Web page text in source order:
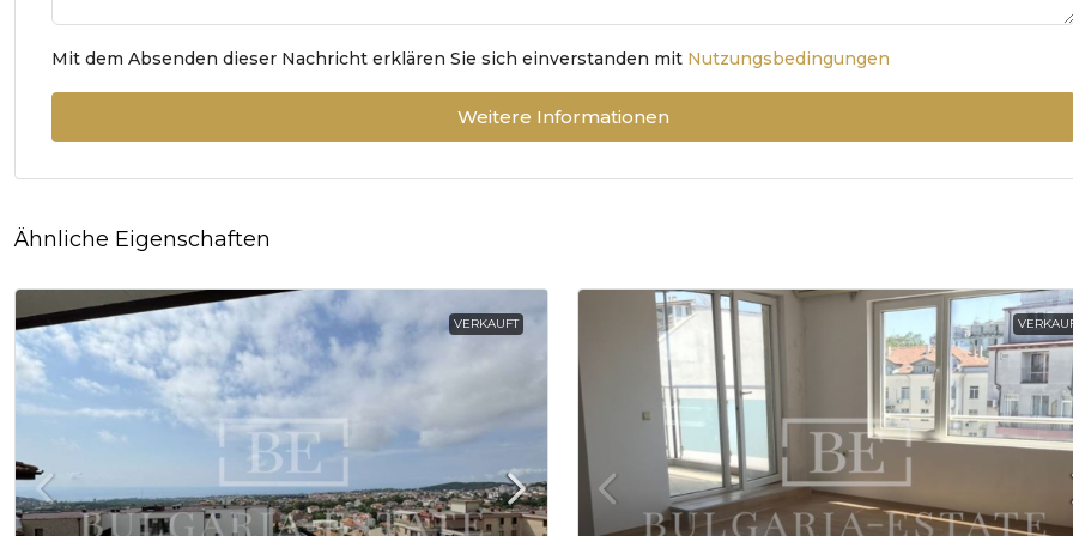
Mit dem Absenden dieser Nachricht erklären Sie sich einverstanden mit Nutzungsbedingungen
Weitere Informationen
Ähnliche Eigenschaften
VERKAUFT